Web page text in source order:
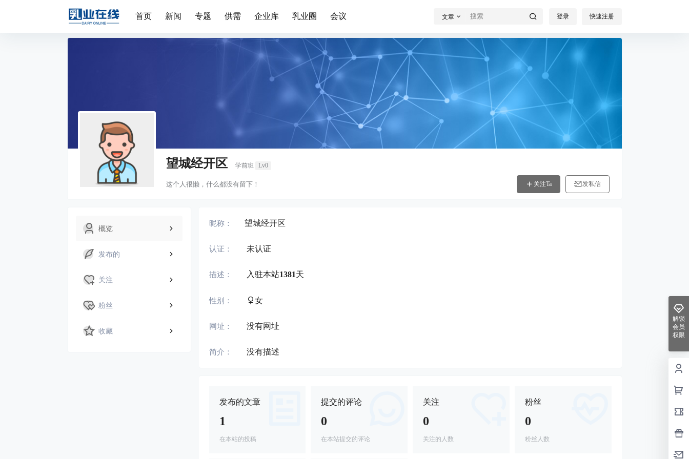
首页 新闻 专题 供需 企业库 乳业圈 会议 文章 登录 快速注册
望城经开区 学前班 Lv0
这个人很懒，什么都没有留下！ 关注Ta 发私信
概览
发布的
关注
粉丝
收藏
昵称： 望城经开区
认证： 未认证
描述： 入驻本站1381天
性别： 女
网址： 没有网址
简介： 没有描述
发布的文章
1
在本站的投稿
提交的评论
0
在本站提交的评论
关注
0
关注的人数
粉丝
0
粉丝人数
解锁
会员
权限